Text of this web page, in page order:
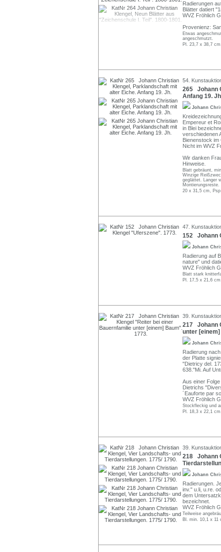
Radierungen
Blätter datiert
WVZ Fröhlich
Provenienz:
Etwas
angeschmutzt.
Pl. 23,7 x 38,7
54.
265 Johann
Anfang 19.
Johann
Empereur et
in Blei
verschiedenen
Bienenstock im
Nicht im WVZ
Wir danken
Hinweise.
Blatt gebräunt,
Winzige
geglättet. Langer
Montierungsreste.
20 x 31,5 cm,
47.
152 Johann
Johann
Radierung auf
nature" und
WVZ Fröhlich
Blatt stark
Pl. 17,5 x 21,6
39.
217 Johann
unter
Johann
Radierung
der Platte
"Dietricy del.
638."Mi. Auf
Aus einer
Dietrichs
´Eauforte par
WVZ Fröhlich
Stockfleckig und
Pl. 18,3 x 22,1
39.
218 Johann
Johann
Radierungen.
inv." u.li, u.re.
dem
bezeichnet.
WVZ Fröhlich
Teilweise
Bl. min. 10,1 x